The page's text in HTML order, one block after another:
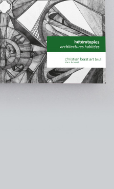
instagram facebook twitter